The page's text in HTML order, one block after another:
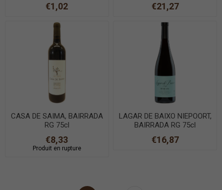
€1,02 €21,27
CASA DE SAIMA, BAIRRADA
RG 75cl
€8,33
Produit en rupture
LAGAR DE BAIXO NIEPOORT,
BAIRRADA RG 75cl
€16,87